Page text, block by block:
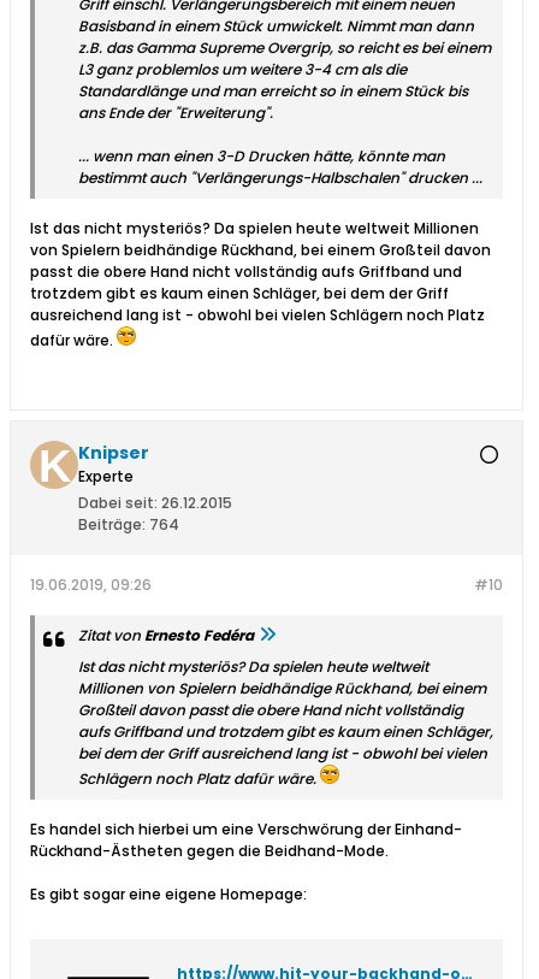
Griff einschl. Verlängerungsbereich mit einem neuen
Basisband in einem Stück umwickelt. Nimmt man dann
z.B. das Gamma Supreme Overgrip, so reicht es bei einem
L3 ganz problemlos um weitere 3-4 cm als die
Standardlänge und man erreicht so in einem Stück bis
ans Ende der "Erweiterung".
... wenn man einen 3-D Drucken hätte, könnte man
bestimmt auch "Verlängerungs-Halbschalen" drucken ...
Ist das nicht mysteriös? Da spielen heute weltweit Millionen
von Spielern beidhändige Rückhand, bei einem Großteil davon
passt die obere Hand nicht vollständig aufs Griffband und
trotzdem gibt es kaum einen Schläger, bei dem der Griff
ausreichend lang ist - obwohl bei vielen Schlägern noch Platz
dafür wäre.
Knipser
Experte
Dabei seit: 26.12.2015
Beiträge: 764
#10
19.06.2019, 09:26
Zitat vonErnesto Fedéra
Ist das nicht mysteriös? Da spielen heute weltweit
Millionen von Spielern beidhändige Rückhand, bei einem
Großteil davon passt die obere Hand nicht vollständig
aufs Griffband und trotzdem gibt es kaum einen Schläger,
bei dem der Griff ausreichend lang ist - obwohl bei vielen
Schlägern noch Platz dafür wäre.
Es handel sich hierbei um eine Verschwörung der Einhand-
Rückhand-Ästheten gegen die Beidhand-Mode.
Es gibt sogar eine eigene Homepage:
https://www.hit-your-backhand-one-handed.org